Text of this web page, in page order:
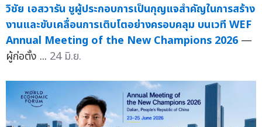
วิชัย เอสวารัน ชูผู้ประกอบการเป็นกุญแจสำคัญในการสร้าง
งานและขับเคลื่อนการเติบโตอย่างครอบคลุม บนเวที WEF
Annual Meeting of the New Champions 2026 —
ผู้ก่อตั้ง ... 24 มิ.ย.